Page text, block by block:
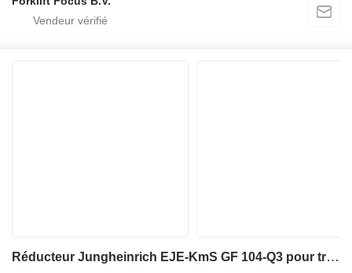
Réducteur Jungheinrich EJE-KmS GF 104-Q3 pour transpalette electrique Jungheinrich